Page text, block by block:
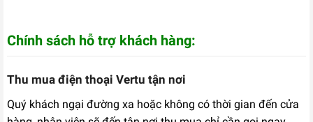
Chính sách hỗ trợ khách hàng:
Thu mua điện thoại Vertu tận nơi
Quý khách ngại đường xa hoặc không có thời gian đến cửa